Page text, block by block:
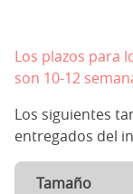
Los plazos para
son 10-12
Los siguientes
entregados del
Tamaño